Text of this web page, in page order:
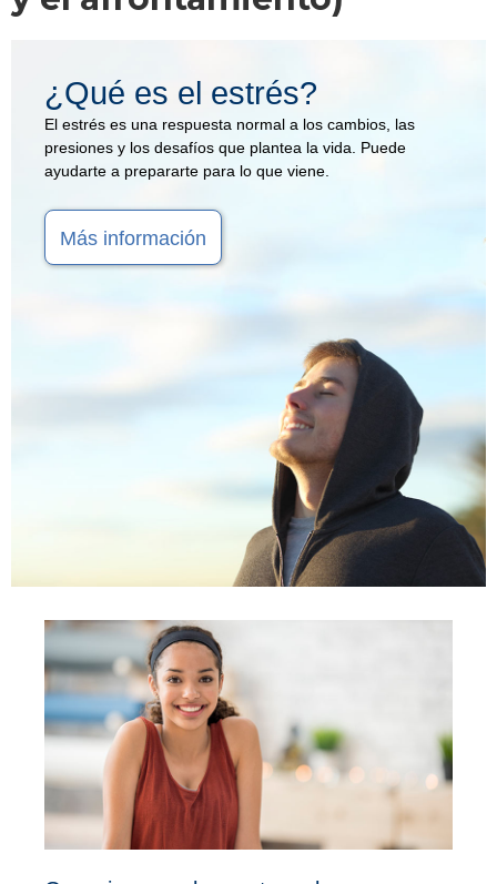
¿Qué es el estrés?
El estrés es una respuesta normal a los cambios, las
presiones y los desafíos que plantea la vida. Puede
ayudarte a prepararte para lo que viene.
Más información